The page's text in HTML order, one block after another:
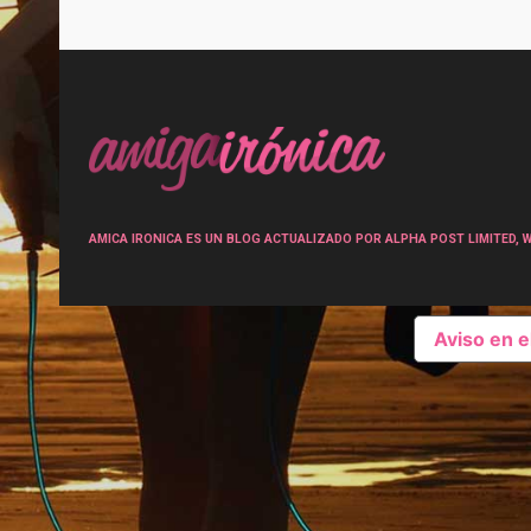
AMICA IRONICA ES UN BLOG ACTUALIZADO POR ALPHA POST
Aviso en